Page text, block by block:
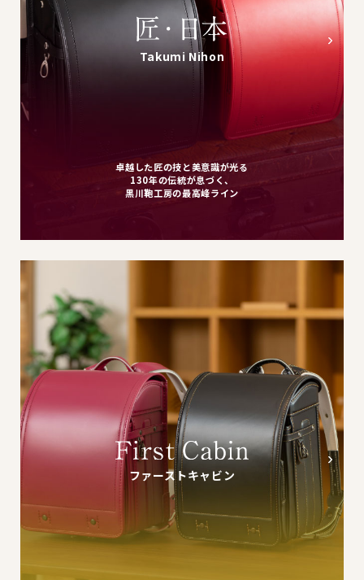
Takumi Nihon
卓越した匠の技と美意識が光る
130年の伝統が息づく、
黒川鞄工房の最高峰ライン
ファーストキャビン